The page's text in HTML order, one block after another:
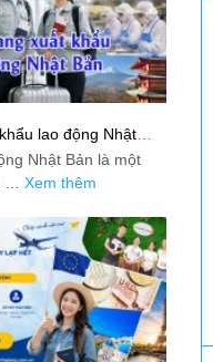
lao động Nhật
Nhật Bản là một
… Xem thêm